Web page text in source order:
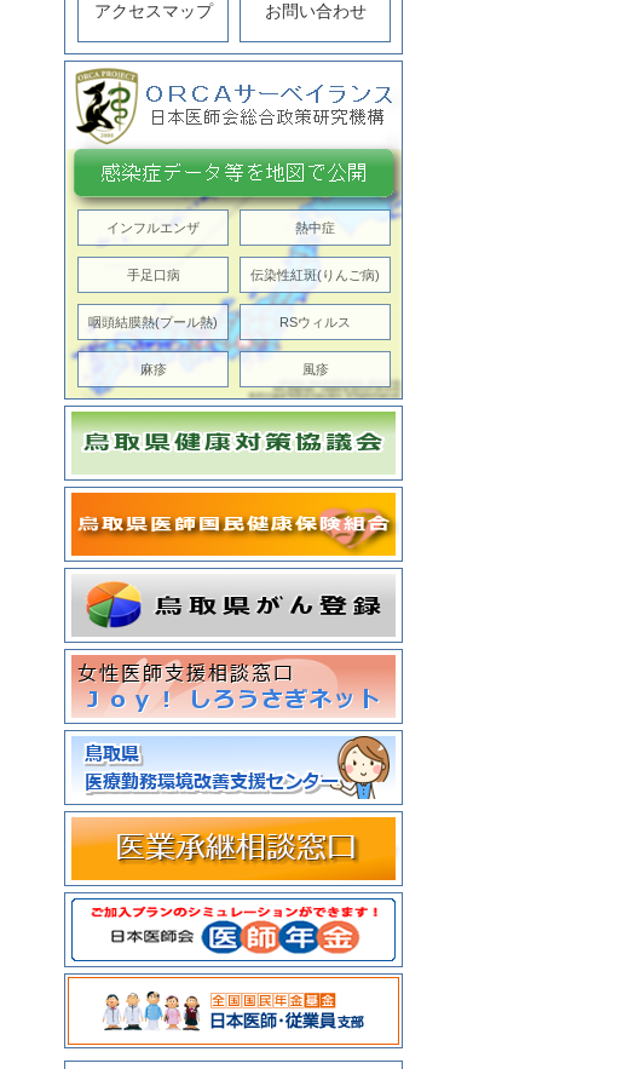
アクセスマップ お問い合わせ
インフルエンザ 熱中症
手足口病 伝染性紅斑(りんご病)
咽頭結膜熱(プール熱) RSウィルス
麻疹 風疹